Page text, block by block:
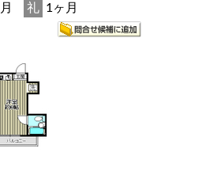
礼 1ヶ月